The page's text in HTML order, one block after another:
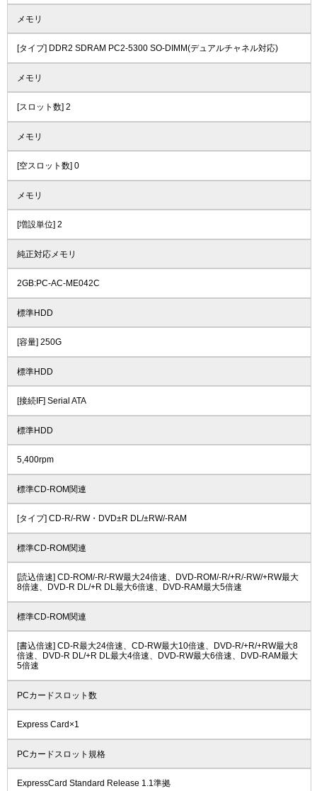
メモリ
[タイプ] DDR2 SDRAM PC2-5300 SO-DIMM(デュアルチャネル対応)
メモリ
[スロット数] 2
メモリ
[空スロット数] 0
メモリ
[増設単位] 2
純正対応メモリ
2GB:PC-AC-ME042C
標準HDD
[容量] 250G
標準HDD
[接続IF] Serial ATA
標準HDD
5,400rpm
標準CD-ROM関連
[タイプ] CD-R/-RW・DVD±R DL/±RW/-RAM
標準CD-ROM関連
[読込倍速] CD-ROM/-R/-RW最大24倍速、DVD-ROM/-R/+R/-RW/+RW最大
8倍速、DVD-R DL/+R DL最大6倍速、DVD-RAM最大5倍速
標準CD-ROM関連
[書込倍速] CD-R最大24倍速、CD-RW最大10倍速、DVD-R/+R/+RW最大8
倍速、DVD-R DL/+R DL最大4倍速、DVD-RW最大6倍速、DVD-RAM最大
5倍速
PCカードスロット数
Express Card×1
PCカードスロット規格
ExpressCard Standard Release 1.1準拠